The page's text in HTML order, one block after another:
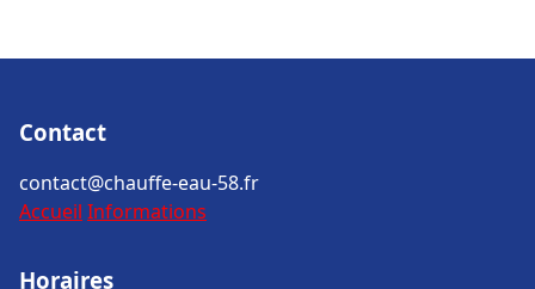
Contact
contact@chauffe-eau-58.fr
Accueil Informations
Horaires